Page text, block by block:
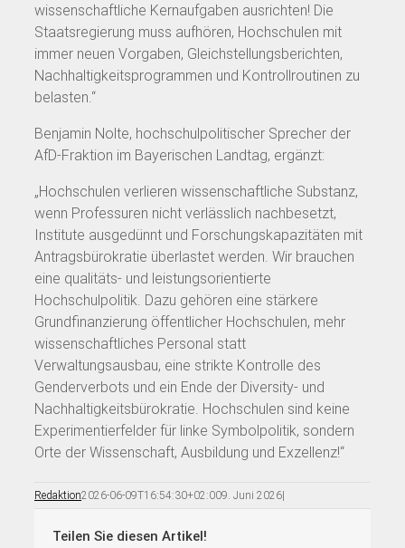
wissenschaftliche Kernaufgaben ausrichten! Die
Staatsregierung muss aufhören, Hochschulen mit
immer neuen Vorgaben, Gleichstellungsberichten,
Nachhaltigkeitsprogrammen und Kontrollroutinen zu
belasten.“
Benjamin Nolte, hochschulpolitischer Sprecher der
AfD-Fraktion im Bayerischen Landtag, ergänzt:
„Hochschulen verlieren wissenschaftliche Substanz,
wenn Professuren nicht verlässlich nachbesetzt,
Institute ausgedünnt und Forschungskapazitäten mit
Antragsbürokratie überlastet werden. Wir brauchen
eine qualitäts- und leistungsorientierte
Hochschulpolitik. Dazu gehören eine stärkere
Grundfinanzierung öffentlicher Hochschulen, mehr
wissenschaftliches Personal statt
Verwaltungsausbau, eine strikte Kontrolle des
Genderverbots und ein Ende der Diversity- und
Nachhaltigkeitsbürokratie. Hochschulen sind keine
Experimentierfelder für linke Symbolpolitik, sondern
Orte der Wissenschaft, Ausbildung und Exzellenz!“
Redaktion2026-06-09T16:54:30+02:009. Juni 2026
Teilen Sie diesen Artikel!